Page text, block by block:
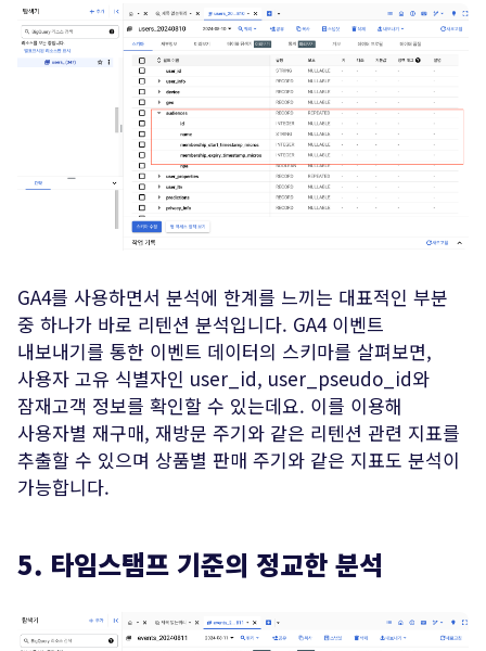
GA4를 사용하면서 분석에 한계를 느끼는 대표적인 부분
중 하나가 바로 리텐션 분석입니다. GA4 이벤트
내보내기를 통한 이벤트 데이터의 스키마를 살펴보면,
사용자 고유 식별자인 user_id, user_pseudo_id와
잠재고객 정보를 확인할 수 있는데요. 이를 이용해
사용자별 재구매, 재방문 주기와 같은 리텐션 관련 지표를
추출할 수 있으며 상품별 판매 주기와 같은 지표도 분석이
가능합니다.
5. 타임스탬프 기준의 정교한 분석